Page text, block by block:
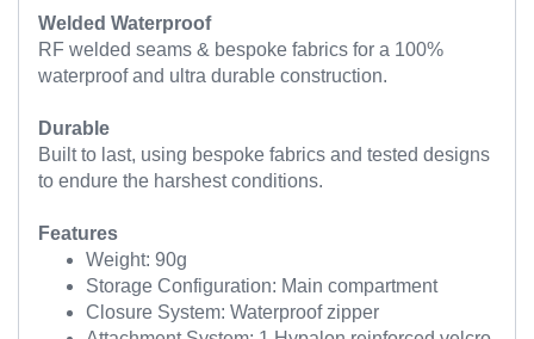
Welded Waterproof
RF welded seams & bespoke fabrics for a 100%
waterproof and ultra durable construction.
Durable
Built to last, using bespoke fabrics and tested designs
to endure the harshest conditions.
Features
Weight: 90g
Storage Configuration: Main compartment
Closure System: Waterproof zipper